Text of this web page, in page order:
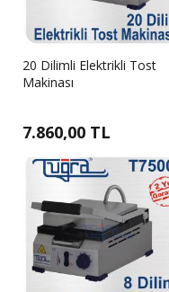
20 Dilimli Elektrikli Tost
Makinası
7.860,00 TL